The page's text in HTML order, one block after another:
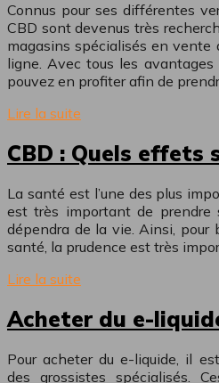
Connus pour ses différentes
CBD sont devenus très
magasins spécialisés en vente
ligne. Avec tous les avantages
pouvez en profiter afin de
Lire la suite
CBD : Quels effets
La santé est l’une des plus
est très important de prendre
dépendra de la vie. Ainsi, pour
santé, la prudence est très
Lire la suite
Acheter du e-
Pour acheter du e-liquide, il
des grossistes spécialisés.